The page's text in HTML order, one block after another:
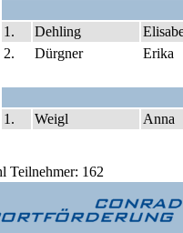
1. Dehling
2.
Dürgner Erika
1. Weigl Anna
Teilnehmer: 162